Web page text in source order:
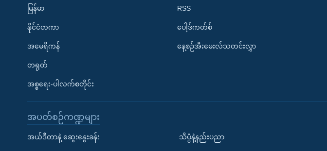
မြန်မာ
နိုင်ငံတကာ
အမေရိကန်
တရုတ်
အစ္စရေး-ပါလက်စတိုင်း
RSS
ပေါ့ဒ်ကတ်စ်
နေ့စဉ်အီးမေးလ်သတင်းလွှာ
အပတ်စဉ်ကဏ္ဍများ
အယ်ဒီတာနဲ့ ဆွေးနွေးခန်း သိပ္ပံနဲ့နည်းပညာ